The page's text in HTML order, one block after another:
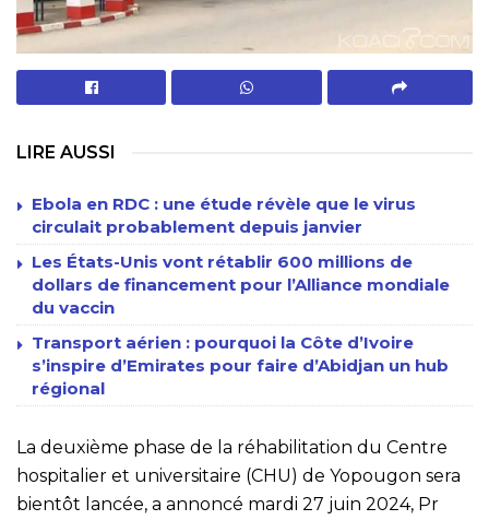
LIRE AUSSI
Ebola en RDC : une étude révèle que le virus
circulait probablement depuis janvier
Les États-Unis vont rétablir 600 millions de
dollars de financement pour l’Alliance mondiale
du vaccin
Transport aérien : pourquoi la Côte d’Ivoire
s’inspire d’Emirates pour faire d’Abidjan un hub
régional
La deuxième phase de la réhabilitation du Centre
hospitalier et universitaire (CHU) de Yopougon sera
bientôt lancée, a annoncé mardi 27 juin 2024, Pr